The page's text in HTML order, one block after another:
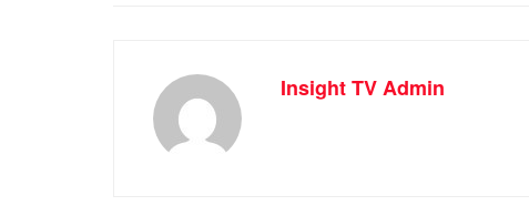
Insight TV Admin